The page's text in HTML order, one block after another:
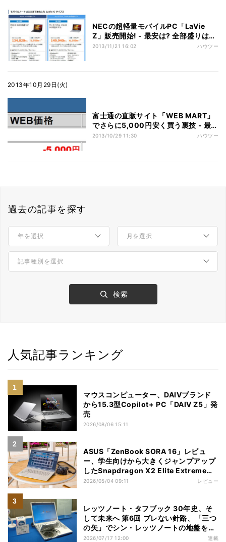
NECの超軽量モバイルPC「LaVie
Z」販売開始! - 最安は? 全部盛りは?
直販サイトで3タイプを検討してみる
2013/11/21 16:02 ハウツー
2013年10月29日(火)
富士通の直販サイト「WEB MART」
でさらに5,000円安く買う裏技 - 最初
は見えていない「あの項目」を変更す
2013/10/29 11:30 ハウツー
過去の記事を探す
人気記事ランキング
マウスコンピューター、DAIVブランド
から15.3型Copilot+ PC「DAIV Z5」発
売
2026/08/06 15:11
ASUS「ZenBook SORA 16」レビュ
ー、学生向けから大きくジャンプアップ
したSnapdragon X2 Elite Extremeノ
ートPC
2026/05/04 09:11 レビュー
レッツノート・タフブック 30年史、そ
して未来へ 第6回 ブレない針路、「三つ
の矢」でシン・レッツノートの地盤を築
く
2026/07/17 12:00 連載